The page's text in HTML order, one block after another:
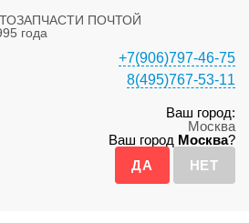
ПОЧТОЙ
года
+7(906)797-46-75
8(495)767-53-11
Ваш город:
Москва
Ваш город Москва?